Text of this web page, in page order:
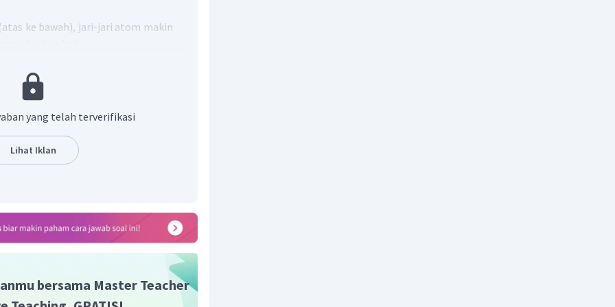
ke bawah), jari-jari atom makin
jumlah proton meningkat,
tetap, sehingga tarikan inti
periodik dapat ditentukan dari
itu dalam sistem periodik adalah
yang telah terverifikasi
Lihat Iklan
bersama Master Teacher